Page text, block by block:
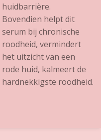
huidbarrière.
Bovendien helpt dit
serum bij chronische
roodheid, vermindert
het uitzicht van een
rode huid, kalmeert de
hardnekkigste roodheid.